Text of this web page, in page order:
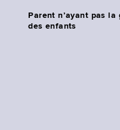
Parent n’ayant pas la
des enfants